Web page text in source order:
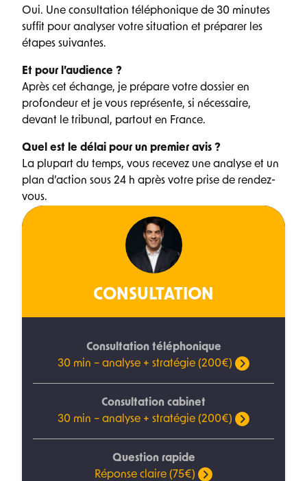
Oui. Une consultation téléphonique de 30 minutes
suffit pour analyser votre situation et préparer les
étapes suivantes.
Et pour l’audience ?
Après cet échange, je prépare votre dossier en
profondeur et je vous représente, si nécessaire,
devant le tribunal, partout en France.
Quel est le délai pour un premier avis ?
La plupart du temps, vous recevez une analyse et un
plan d’action sous 24 h après votre prise de rendez-
vous.
CONSULTATION
Consultation téléphonique
30 min – analyse + stratégie (200€)
Consultation cabinet
30 min – analyse + stratégie (200€)
Question rapide
Réponse claire (75€)